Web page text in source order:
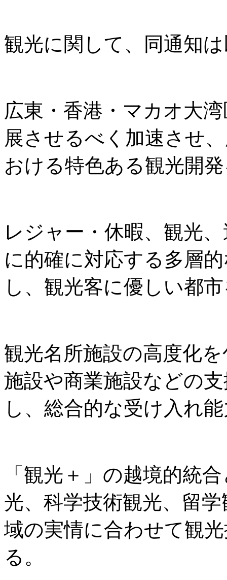
観光に関して、同通知
広東・香港・マカオ大
展させるべく加速させ
おける特色ある観光開
レジャー・休暇、観光
に的確に対応する多層
し、観光客に優しい都
観光名所施設の高度化
施設や商業施設などの
し、総合的な受け入れ
「観光＋」の越境的統
光、科学技術観光、留
域の実情に合わせて観
る。